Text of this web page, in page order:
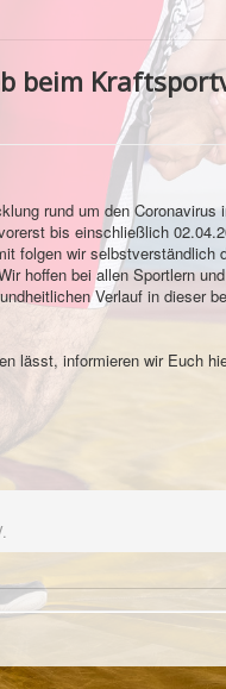
beim
rund um den Coronavirus
bis einschließlich
folgen wir selbstverständlich
hoffen bei allen Sportlern
Verlauf in dieser
lässt, informieren wir Euch